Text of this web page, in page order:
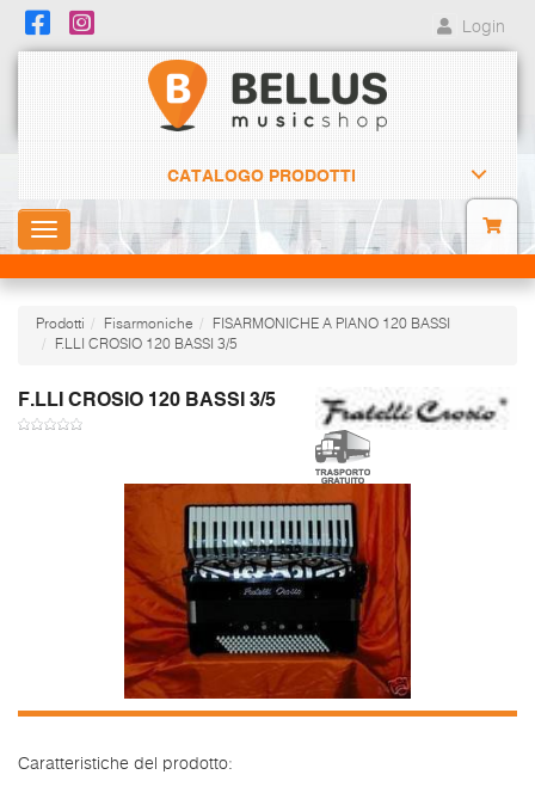
Login
CATALOGO PRODOTTI
Toggle
navigation
Prodotti Fisarmoniche
FISARMONICHE A PIANO 120 BASSI
F.LLI CROSIO 120 BASSI 3/5
F.LLI CROSIO 120 BASSI 3/5
Caratteristiche del prodotto: